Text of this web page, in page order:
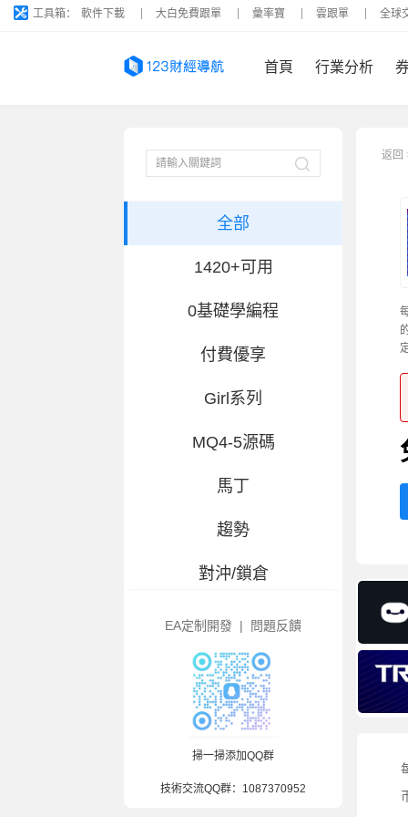
工具箱： 軟件下載 大白免費跟單 彙率寶 雲跟單 全球
首頁 行業分析
全部
1420+可用
0基礎學編程
付費優享
Girl系列
MQ4-5源碼
馬丁
趨勢
對沖/鎖倉
交易百科
大白優選-指标
風控輔助
造假/漢化
混合策略
EA定制開發 | 問題反饋
掃一掃添加QQ群
技術交流QQ群： 1087370952
返回